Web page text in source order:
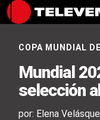
COPA MUNDIAL
Mundial
selección
por: Elena